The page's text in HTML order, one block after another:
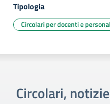
Tipologia
Circolari per docenti e
Circolari,